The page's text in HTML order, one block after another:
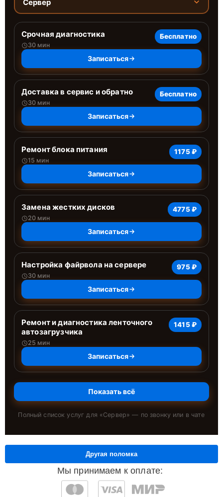
Сервер
Срочная диагностика
30 мин
Бесплатно
Записаться
Доставка в сервис и обратно
30 мин
Бесплатно
Записаться
Ремонт блока питания
15 мин
1175 ₽
Записаться
Замена жестких дисков
20 мин
4775 ₽
Записаться
Настройка файрвола на сервере
30 мин
975 ₽
Записаться
Ремонт и диагностика ленточного
автозагрузчика
25 мин
1415 ₽
Записаться
Показать всё
Полный список услуг для «Сервер» — по звонку или в чате
Мы принимаем к оплате:
Другая поломка